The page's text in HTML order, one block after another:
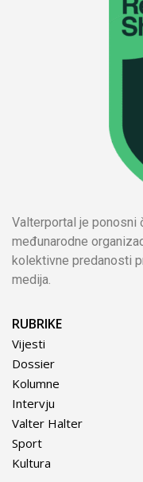
Valterportal je ponosni
međunarodne
kolektivne predanosti
medija.
RUBRIKE
Vijesti
Dossier
Kolumne
Intervju
Valter Halter
Sport
Kultura